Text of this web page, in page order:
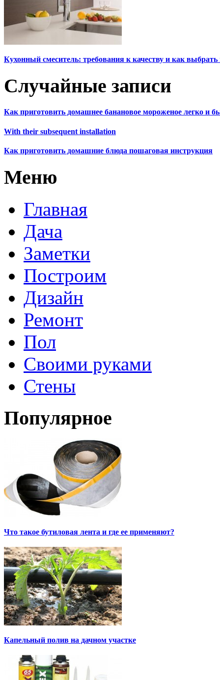
Кухонный смеситель: требования к качеству и как
Случайные записи
Как приготовить домашнее банановое мороженое легко и
With their subsequent installation
Как приготовить домашние блюда пошаговая инструкция
Меню
Главная
Дача
Заметки
Построим
Дизайн
Ремонт
Пол
Своими руками
Стены
Популярное
Что такое бутиловая лента и где ее применяют?
Капельный полив на дачном участке